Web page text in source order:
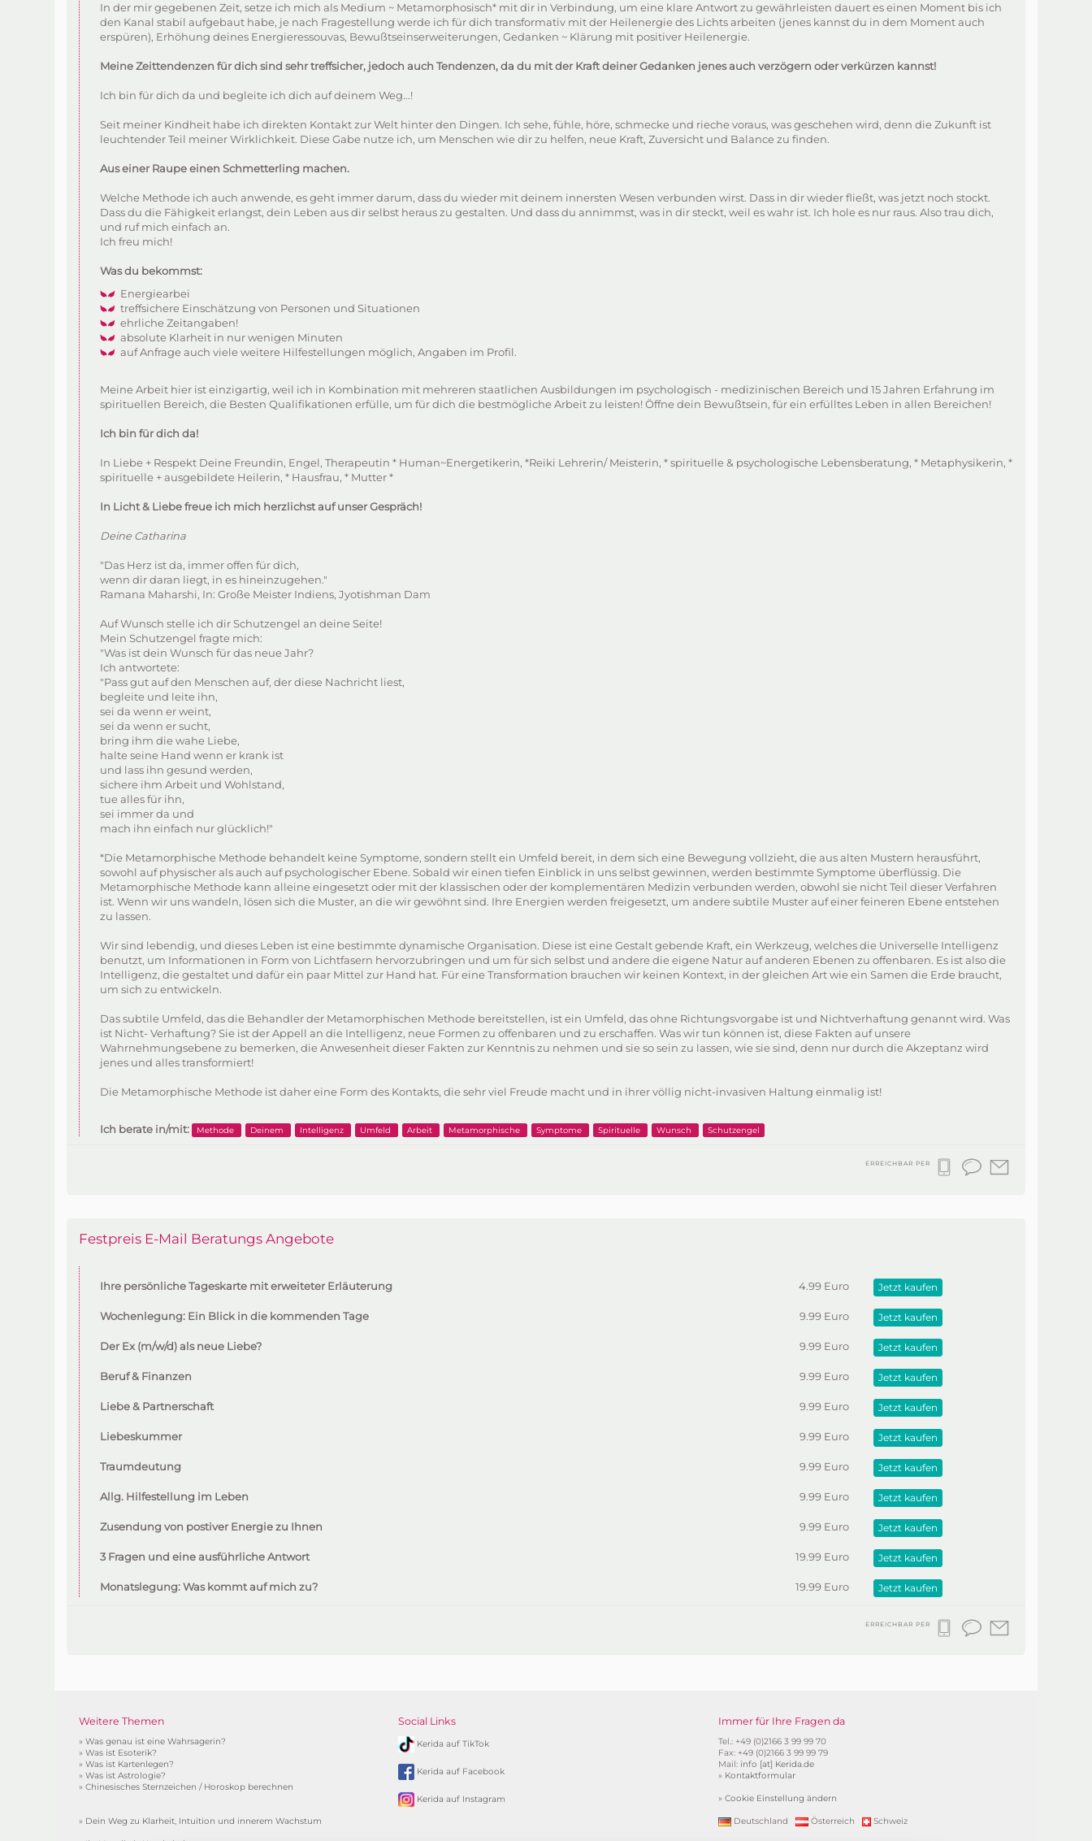
In der mir gegebenen Zeit, setze ich mich als Medium ~ Metamorphosisch* mit dir in Verbindung, um eine klare Antwort zu gewährleisten dauert es einen Moment bis ich
den Kanal stabil aufgebaut habe, je nach Fragestellung werde ich für dich transformativ mit der Heilenergie des Lichts arbeiten (jenes kannst du in dem Moment auch
erspüren), Erhöhung deines Energieressouvas, Bewußtseinserweiterungen, Gedanken ~ Klärung mit positiver Heilenergie.
Meine Zeittendenzen für dich sind sehr treffsicher, jedoch auch Tendenzen, da du mit der Kraft deiner Gedanken jenes auch verzögern oder verkürzen kannst!
Ich bin für dich da und begleite ich dich auf deinem Weg...!
Seit meiner Kindheit habe ich direkten Kontakt zur Welt hinter den Dingen. Ich sehe, fühle, höre, schmecke und rieche voraus, was geschehen wird, denn die Zukunft ist
leuchtender Teil meiner Wirklichkeit. Diese Gabe nutze ich, um Menschen wie dir zu helfen, neue Kraft, Zuversicht und Balance zu finden.
Aus einer Raupe einen Schmetterling machen.
Welche Methode ich auch anwende, es geht immer darum, dass du wieder mit deinem innersten Wesen verbunden wirst. Dass in dir wieder fließt, was jetzt noch stockt.
Dass du die Fähigkeit erlangst, dein Leben aus dir selbst heraus zu gestalten. Und dass du annimmst, was in dir steckt, weil es wahr ist. Ich hole es nur raus. Also trau dich,
und ruf mich einfach an.
Ich freu mich!
Was du bekommst:
Energiearbei
treffsichere Einschätzung von Personen und Situationen
ehrliche Zeitangaben!
absolute Klarheit in nur wenigen Minuten
auf Anfrage auch viele weitere Hilfestellungen möglich, Angaben im Profil.
Meine Arbeit hier ist einzigartig, weil ich in Kombination mit mehreren staatlichen Ausbildungen im psychologisch - medizinischen Bereich und 15 Jahren Erfahrung im
spirituellen Bereich, die Besten Qualifikationen erfülle, um für dich die bestmögliche Arbeit zu leisten! Öffne dein Bewußtsein, für ein erfülltes Leben in allen Bereichen!
Ich bin für dich da!
In Liebe + Respekt Deine Freundin, Engel, Therapeutin * Human~Energetikerin, *Reiki Lehrerin/ Meisterin, * spirituelle & psychologische Lebensberatung, * Metaphysikerin, *
spirituelle + ausgebildete Heilerin, * Hausfrau, * Mutter *
In Licht & Liebe freue ich mich herzlichst auf unser Gespräch!
Deine Catharina
"Das Herz ist da, immer offen für dich,
wenn dir daran liegt, in es hineinzugehen."
Ramana Maharshi, In: Große Meister Indiens, Jyotishman Dam
Auf Wunsch stelle ich dir Schutzengel an deine Seite!
Mein Schutzengel fragte mich:
"Was ist dein Wunsch für das neue Jahr?
Ich antwortete:
"Pass gut auf den Menschen auf, der diese Nachricht liest,
begleite und leite ihn,
sei da wenn er weint,
sei da wenn er sucht,
bring ihm die wahe Liebe,
halte seine Hand wenn er krank ist
und lass ihn gesund werden,
sichere ihm Arbeit und Wohlstand,
tue alles für ihn,
sei immer da und
mach ihn einfach nur glücklich!"
*Die Metamorphische Methode behandelt keine Symptome, sondern stellt ein Umfeld bereit, in dem sich eine Bewegung vollzieht, die aus alten Mustern herausführt,
sowohl auf physischer als auch auf psychologischer Ebene. Sobald wir einen tiefen Einblick in uns selbst gewinnen, werden bestimmte Symptome überflüssig. Die
Metamorphische Methode kann alleine eingesetzt oder mit der klassischen oder der komplementären Medizin verbunden werden, obwohl sie nicht Teil dieser Verfahren
ist. Wenn wir uns wandeln, lösen sich die Muster, an die wir gewöhnt sind. Ihre Energien werden freigesetzt, um andere subtile Muster auf einer feineren Ebene entstehen
zu lassen.
Wir sind lebendig, und dieses Leben ist eine bestimmte dynamische Organisation. Diese ist eine Gestalt gebende Kraft, ein Werkzeug, welches die Universelle Intelligenz
benutzt, um Informationen in Form von Lichtfasern hervorzubringen und um für sich selbst und andere die eigene Natur auf anderen Ebenen zu offenbaren. Es ist also die
Intelligenz, die gestaltet und dafür ein paar Mittel zur Hand hat. Für eine Transformation brauchen wir keinen Kontext, in der gleichen Art wie ein Samen die Erde braucht,
um sich zu entwickeln.
Das subtile Umfeld, das die Behandler der Metamorphischen Methode bereitstellen, ist ein Umfeld, das ohne Richtungsvorgabe ist und Nichtverhaftung genannt wird. Was
ist Nicht- Verhaftung? Sie ist der Appell an die Intelligenz, neue Formen zu offenbaren und zu erschaffen. Was wir tun können ist, diese Fakten auf unsere
Wahrnehmungsebene zu bemerken, die Anwesenheit dieser Fakten zur Kenntnis zu nehmen und sie so sein zu lassen, wie sie sind, denn nur durch die Akzeptanz wird
jenes und alles transformiert!
Die Metamorphische Methode ist daher eine Form des Kontakts, die sehr viel Freude macht und in ihrer völlig nicht-invasiven Haltung einmalig ist!
Ich berate in/mit: Methode Deinem Intelligenz Umfeld Arbeit Metamorphische Symptome Spirituelle Wunsch Schutzengel
ERREICHBAR PER
Festpreis E-Mail Beratungs Angebote
Ihre persönliche Tageskarte mit erweiteter Erläuterung 4.99 Euro Jetzt kaufen
Wochenlegung: Ein Blick in die kommenden Tage 9.99 Euro Jetzt kaufen
Der Ex (m/w/d) als neue Liebe? 9.99 Euro Jetzt kaufen
Beruf & Finanzen 9.99 Euro Jetzt kaufen
Liebe & Partnerschaft 9.99 Euro Jetzt kaufen
Liebeskummer 9.99 Euro Jetzt kaufen
Traumdeutung 9.99 Euro Jetzt kaufen
Allg. Hilfestellung im Leben 9.99 Euro Jetzt kaufen
Zusendung von postiver Energie zu Ihnen 9.99 Euro Jetzt kaufen
3 Fragen und eine ausführliche Antwort 19.99 Euro Jetzt kaufen
Monatslegung: Was kommt auf mich zu? 19.99 Euro Jetzt kaufen
ERREICHBAR PER
Weitere Themen
»Was genau ist eine Wahrsagerin?
»Was ist Esoterik?
»Was ist Kartenlegen?
»Was ist Astrologie?
»Chinesisches Sternzeichen / Horoskop berechnen
» Dein Weg zu Klarheit, Intuition und innerem Wachstum
Social Links
Kerida auf TikTok
Kerida auf Facebook
Kerida auf Instagram
Immer für Ihre Fragen da
Tel.: +49 (0)2166 3 99 99 70
Fax: +49 (0)2166 3 99 99 79
Mail: info [at] Kerida.de
» Kontaktformular
» Cookie Einstellung ändern
Deutschland Österreich Schweiz